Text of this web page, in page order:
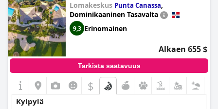
Lomakeskus Punta Canassa,
Dominikaaninen Tasavalta
9,3 Erinomainen
Alkaen 655 $
Tarkista saatavuus
$
Kylpylä